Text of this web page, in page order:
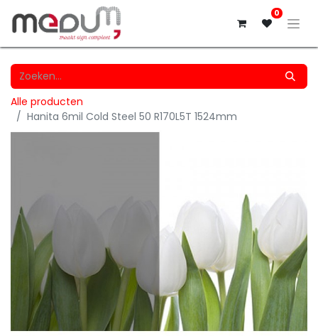
0
Alle producten
Hanita 6mil Cold Steel 50 R170L5T 1524mm